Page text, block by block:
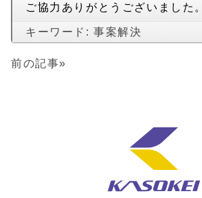
ご協力ありがとうございました。
キーワード:事案解決
前の記事»